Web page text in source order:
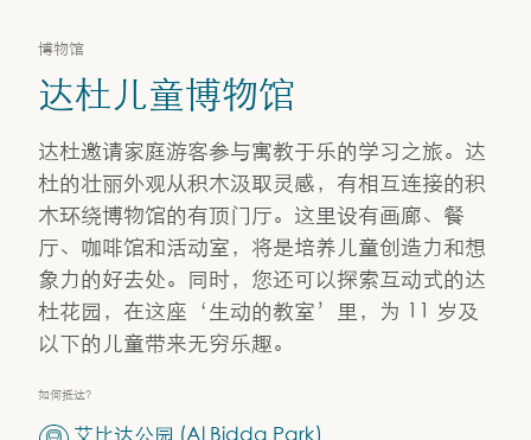
博物馆
达杜儿童博物馆
达杜邀请家庭游客参与寓教于乐的学习之旅。达
杜的壮丽外观从积木汲取灵感，有相互连接的积
木环绕博物馆的有顶门厅。这里设有画廊、餐
厅、咖啡馆和活动室，将是培养儿童创造力和想
象力的好去处。同时，您还可以探索互动式的达
杜花园，在这座‘生动的教室’里，为 11 岁及
以下的儿童带来无穷乐趣。
如何抵达？
艾比达公园 (Al Bidda Park)